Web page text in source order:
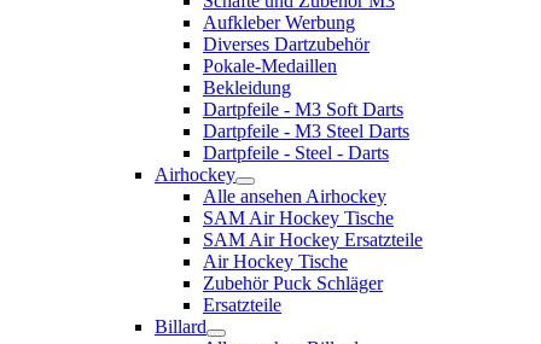
Aufkleber Werbung
Diverses Dartzubehör
Pokale-Medaillen
Bekleidung
Dartpfeile - M3 Soft Darts
Dartpfeile - M3 Steel Darts
Dartpfeile - Steel - Darts
Airhockey
Alle ansehen Airhockey
SAM Air Hockey Tische
SAM Air Hockey Ersatzteile
Air Hockey Tische
Zubehör Puck Schläger
Ersatzteile
Billard